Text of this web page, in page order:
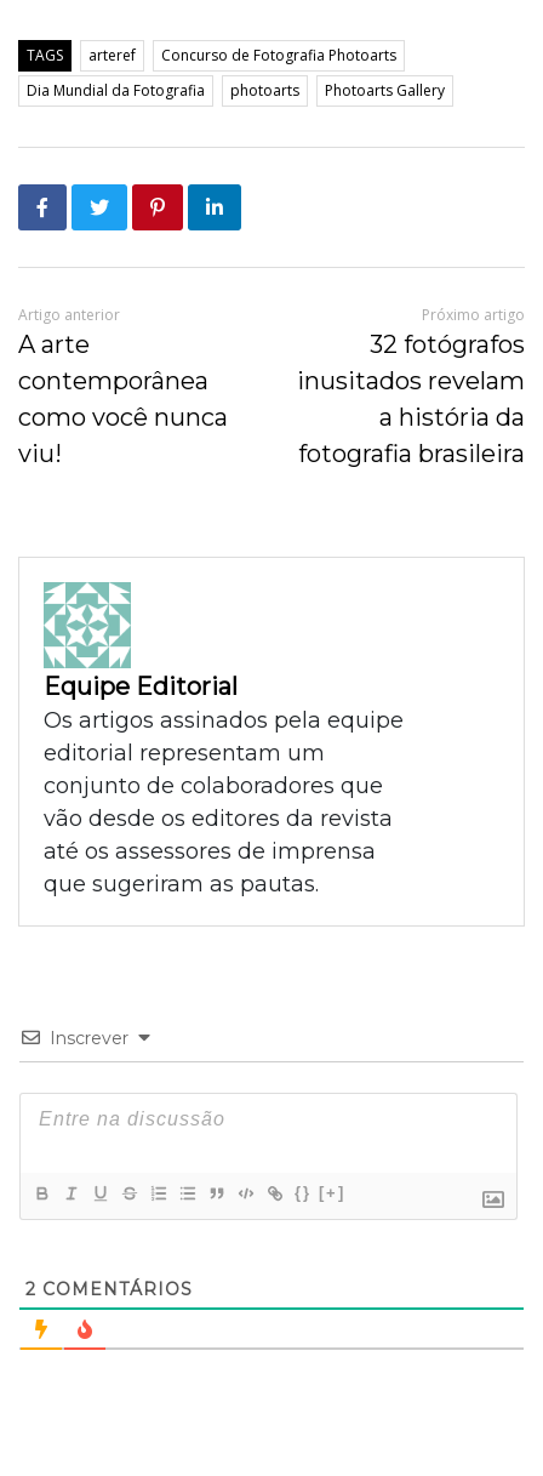
TAGS arteref
Concurso de Fotografia Photoarts
Dia Mundial da Fotografia
photoarts Photoarts Gallery
Artigo anterior
A arte
contemporânea
como você nunca
viu!
Próximo artigo
32 fotógrafos
inusitados revelam
a história da
fotografia brasileira
Equipe Editorial
Os artigos assinados pela equipe
editorial representam um
conjunto de colaboradores que
vão desde os editores da revista
até os assessores de imprensa
que sugeriram as pautas.
Inscrever
{} [+]
2 COMENTÁRIOS